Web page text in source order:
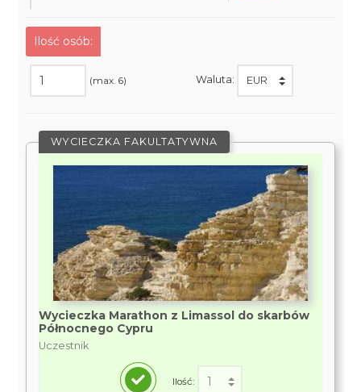
Ilość osób:
(max. 6) Waluta:
WYCIECZKA FAKULTATYWNA
Wycieczka Marathon z Limassol do skarbów
Północnego Cypru
Uczestnik
Ilość: